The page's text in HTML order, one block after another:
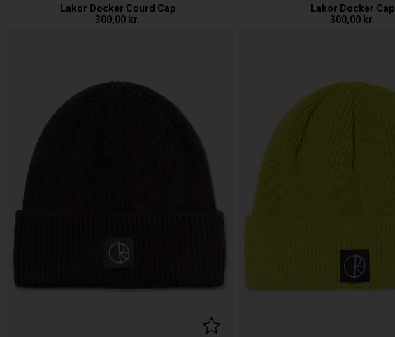
Lakor Docker Courd Cap
300,00 kr.
Lakor Docker Cap
300,00 kr.